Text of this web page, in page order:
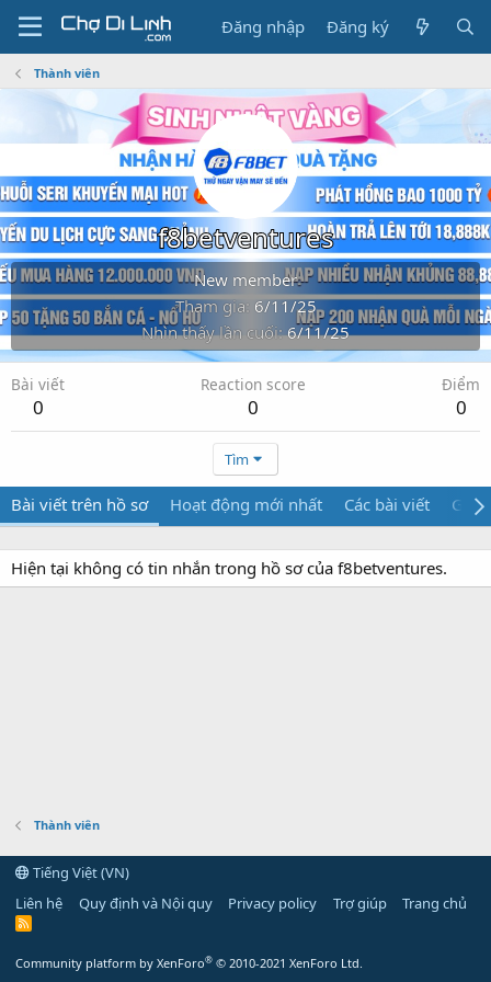
Đăng nhập Đăng ký
Thành viên
f8betventures
New member
Tham gia 6/11/25
Nhìn thấy lần cuối 6/11/25
Bài viết
0
Reaction score
0
Điểm
0
Tìm
Bài viết trên hồ sơ Hoạt động mới nhất Các bài viết Giới
Hiện tại không có tin nhắn trong hồ sơ của f8betventures.
Thành viên
Tiếng Việt (VN)
Liên hệ
Quy định và Nội quy Privacy policy Trợ giúp Trang chủ
R
Community platform by XenForo® © 2010-2021 XenForo Ltd.